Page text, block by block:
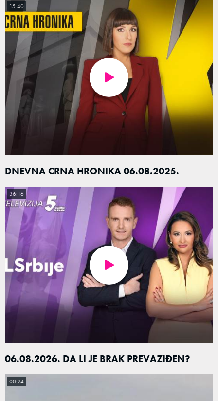
DNEVNA CRNA HRONIKA 06.08.2025.
15:40
06.08.2026. DA LI JE BRAK PREVAZIĐEN?
36:16
00:24